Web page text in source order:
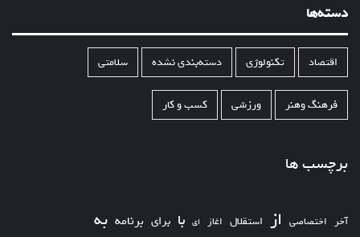
دسته‌ها
اقتصاد تکنولوژی دسته‌بندی نشده سلامتی
فرهنگ وهنر ورزشی کسب و کار
برچسب ها
آخر اختصاصی از استقلال اغاز ای با برای برنامه به